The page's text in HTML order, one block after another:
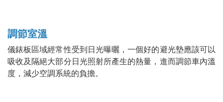
調節室溫
儀錶板區域經常性受到日光曝曬，一個好的避光墊應該可以
吸收及隔絕大部分日光照射所產生的熱量，進而調節車內溫
度，減少空調系統的負擔。